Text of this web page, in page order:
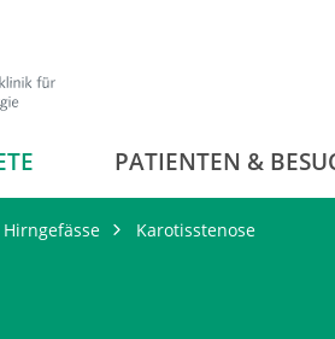
PATIENTEN &
Hirngefässe Karotisstenose